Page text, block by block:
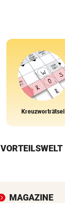
Kreuzworträtsel
VORTEILSWELT
MAGAZINE